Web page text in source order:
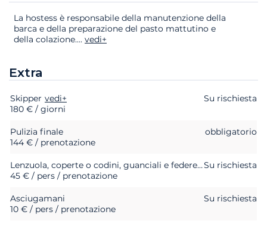
La hostess è responsabile della manutenzione della
barca e della preparazione del pasto mattutino e
della colazione.... vedi+
Extra
Extra Stato Prezzo
Skipper vedi+
Su rischiesta
180 € / giorni
Pulizia finale
obbligatorio
144 € / prenotazione
Lenzuola, coperte o codini, guanciali e federe di guancialiSu rischiesta
45 € / pers / prenotazione
Asciugamani
Su rischiesta
10 € / pers / prenotazione